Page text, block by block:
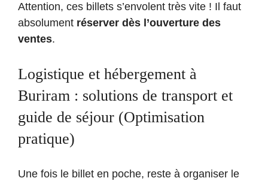
Attention, ces billets s’envolent très vite ! Il faut
absolument réserver dès l’ouverture des
ventes.
Logistique et hébergement à
Buriram : solutions de transport et
guide de séjour (Optimisation
pratique)
Une fois le billet en poche, reste à organiser le